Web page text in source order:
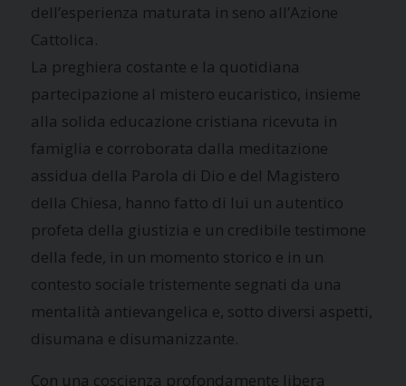
dell’esperienza maturata in seno all’Azione
Cattolica.
La preghiera costante e la quotidiana
partecipazione al mistero eucaristico, insieme
alla solida educazione cristiana ricevuta in
famiglia e corroborata dalla meditazione
assidua della Parola di Dio e del Magistero
della Chiesa, hanno fatto di lui un autentico
profeta della giustizia e un credibile testimone
della fede, in un momento storico e in un
contesto sociale tristemente segnati da una
mentalità antievangelica e, sotto diversi aspetti,
disumana e disumanizzante.
Con una coscienza profondamente libera